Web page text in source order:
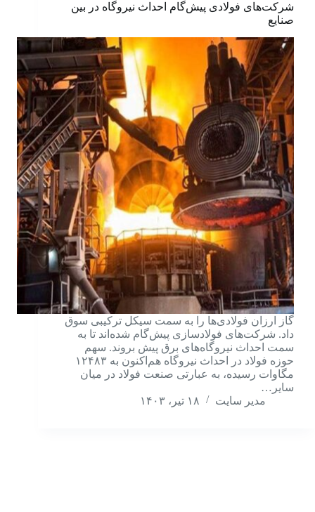
شرکت‌های فولادی پیش‌گام احداث نیروگاه در بین
صنایع
گاز ارزان فولادی‌ها را به سمت سیکل ترکیبی سوق
داد. شرکت‌های فولادسازی پیش‌گام شده‌اند تا به
سمت احداث نیروگاه‌های برق پیش بروند. سهم
حوزه فولاد در احداث نیروگاه هم‌اکنون به ۱۲۴۸۳
مگاوات رسیده، به عبارتی صنعت فولاد در میان
سایر…
مدیر سایت
۱۸ تیر، ۱۴۰۳